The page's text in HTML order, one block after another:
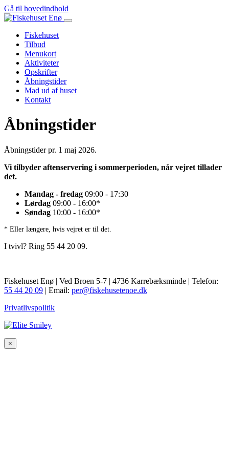
Gå til hovedindhold
Fiskehuset
Tilbud
Menukort
Aktiviteter
Opskrifter
Åbningstider
Mad ud af huset
Kontakt
Åbningstider
Åbningstider pr. 1 maj 2026.
Vi tilbyder aftenservering i sommerperioden, når vejret tillader
det.
Mandag - fredag 09:00 - 17:30
Lørdag 09:00 - 16:00*
Søndag 10:00 - 16:00*
* Eller længere, hvis vejret er til det.
I tvivl? Ring 55 44 20 09.
Fiskehuset Enø | Ved Broen 5-7 | 4736 Karrebæksminde | Telefon:
55 44 20 09 | Email: per@fiskehusetenoe.dk
Privatlivspolitik
×